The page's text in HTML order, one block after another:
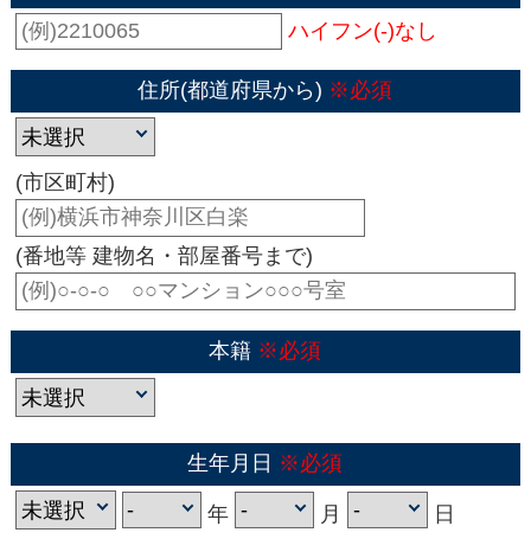
ハイフン(-)なし
住所(都道府県から) ※必須
(市区町村)
(番地等 建物名・部屋番号まで)
本籍 ※必須
生年月日 ※必須
年 月 日